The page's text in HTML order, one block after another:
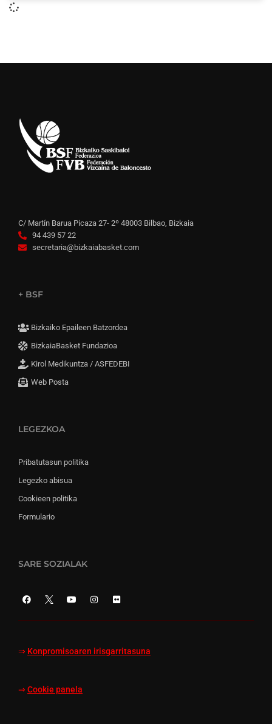
C/ Martín Barua Picaza 27- 2º 48003 Bilbao, Bizkaia
94 439 57 22
secretaria@bizkaiabasket.com
+ BSF
Bizkaiko Epaileen Batzordea
BizkaiaBasket Fundazioa
Kirol Medikuntza / ASFEDEBI
Web Posta
LEGEZKOA
Pribatutasun politika
Legezko abisua
Cookieen politika
Formulario
SARE SOZIALAK
⇒ Konpromisoaren irisgarritasuna
⇒ Cookie panela